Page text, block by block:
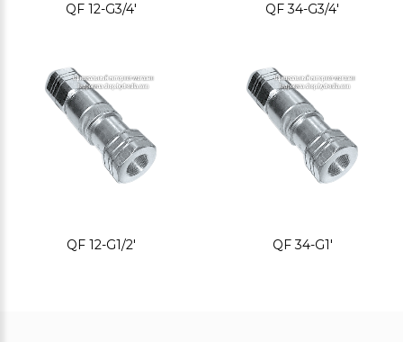
QF 12-G3/4' QF 34-G3/4'
QF 12-G1/2' QF 34-G1'